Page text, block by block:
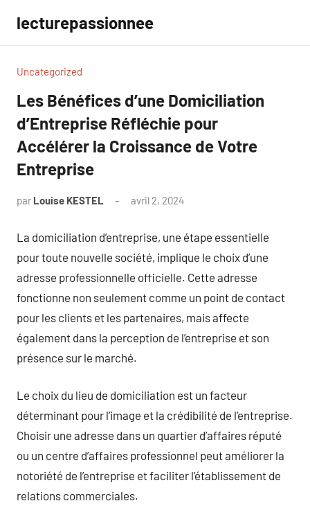
contenu
lecturepassionnee
Uncategorized
Les Bénéfices d’une Domiciliation
d’Entreprise Réfléchie pour
Accélérer la Croissance de Votre
Entreprise
par Louise KESTEL avril 2, 2024
La domiciliation d’entreprise, une étape essentielle
pour toute nouvelle société, implique le choix d’une
adresse professionnelle officielle. Cette adresse
fonctionne non seulement comme un point de contact
pour les clients et les partenaires, mais affecte
également dans la perception de l’entreprise et son
présence sur le marché.
Le choix du lieu de domiciliation est un facteur
déterminant pour l’image et la crédibilité de l’entreprise.
Choisir une adresse dans un quartier d’affaires réputé
ou un centre d’affaires professionnel peut améliorer la
notoriété de l’entreprise et faciliter l’établissement de
relations commerciales.